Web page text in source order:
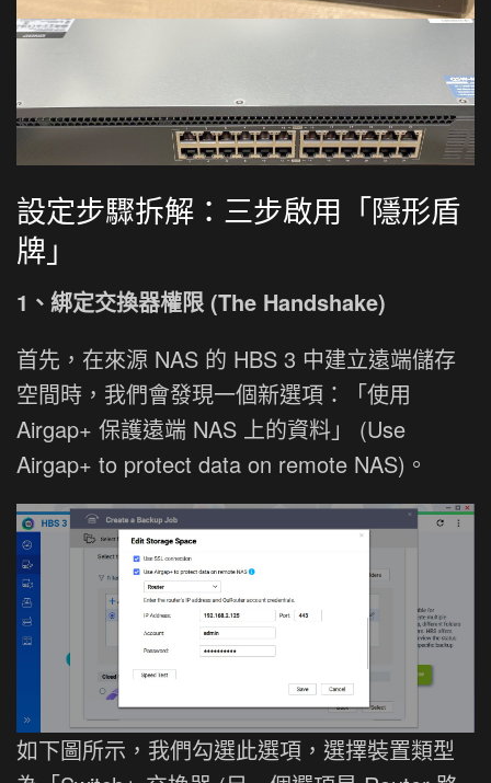
設定步驟拆解：三步啟用「隱形盾
牌」
1、綁定交換器權限 (The Handshake)
首先，在來源 NAS 的 HBS 3 中建立遠端儲存
空間時，我們會發現一個新選項：「使用
Airgap+ 保護遠端 NAS 上的資料」 (Use
Airgap+ to protect data on remote NAS)。
如下圖所示，我們勾選此選項，選擇裝置類型